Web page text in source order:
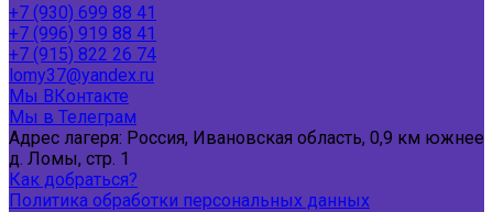
+7 (930) 699 88 41
+7 (996) 919 88 41
+7 (915) 822 26 74
lomy37@yandex.ru
Мы ВКонтакте
Мы в Телеграм
Адрес лагеря: Россия, Ивановская область, 0,9 км южнее
д. Ломы, стр. 1
Как добраться?
Политика обработки персональных данных